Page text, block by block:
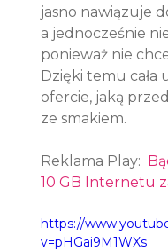
jasno nawiązuje
a jednocześnie
ponieważ nie
Dzięki temu cała
ofercie, jaką
ze smakiem.
Reklama Play:
10 GB Internetu
https://
v=pHGai9M1WXs